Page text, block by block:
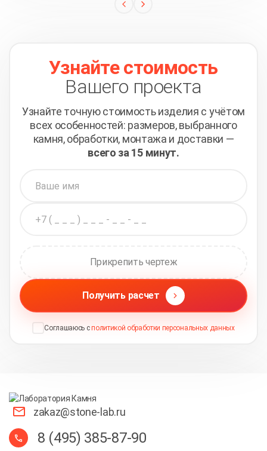
Узнайте стоимость
Вашего проекта
Узнайте точную стоимость изделия с учётом
всех особенностей: размеров, выбранного
камня, обработки, монтажа и доставки —
всего за 15 минут.
Прикрепить чертеж
Получить расчет
Соглашаюсь с политикой обработки персональных данных
zakaz@stone-lab.ru
8 (495) 385-87-90